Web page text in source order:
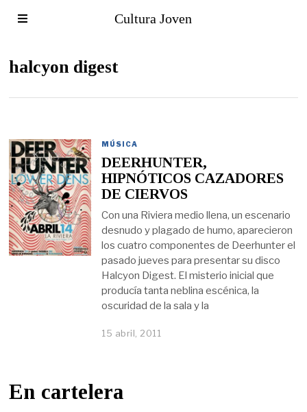
Cultura Joven
halcyon digest
MÚSICA
DEERHUNTER,
HIPNÓTICOS CAZADORES
DE CIERVOS
Con una Riviera medio llena, un escenario
desnudo y plagado de humo, aparecieron
los cuatro componentes de Deerhunter el
pasado jueves para presentar su disco
Halcyon Digest. El misterio inicial que
producía tanta neblina escénica, la
oscuridad de la sala y la
15 abril, 2011
En cartelera